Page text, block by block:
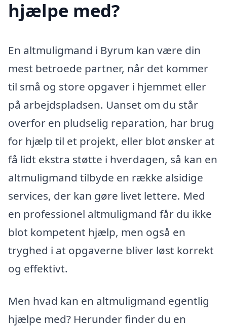
hjælpe med?
En altmuligmand i Byrum kan være din
mest betroede partner, når det kommer
til små og store opgaver i hjemmet eller
på arbejdspladsen. Uanset om du står
overfor en pludselig reparation, har brug
for hjælp til et projekt, eller blot ønsker at
få lidt ekstra støtte i hverdagen, så kan en
altmuligmand tilbyde en række alsidige
services, der kan gøre livet lettere. Med
en professionel altmuligmand får du ikke
blot kompetent hjælp, men også en
tryghed i at opgaverne bliver løst korrekt
og effektivt.
Men hvad kan en altmuligmand egentlig
hjælpe med? Herunder finder du en